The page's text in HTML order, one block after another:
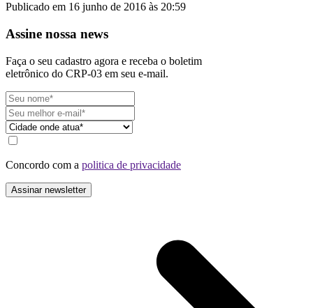
Publicado em 16 junho de 2016 às 20:59
Assine nossa news
Faça o seu cadastro agora e receba o boletim
eletrônico do CRP-03 em seu e-mail.
Concordo com a politica de privacidade